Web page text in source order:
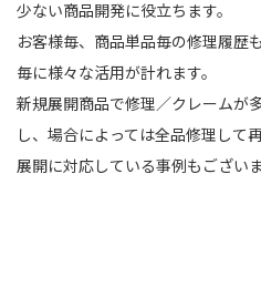
少ない商品開発に役立ちます。
お客様毎、商品単品毎の修理履歴
毎に様々な活用が計れます。
新規展開商品で修理／クレームが
し、場合によっては全品修理して
展開に対応している事例もございま